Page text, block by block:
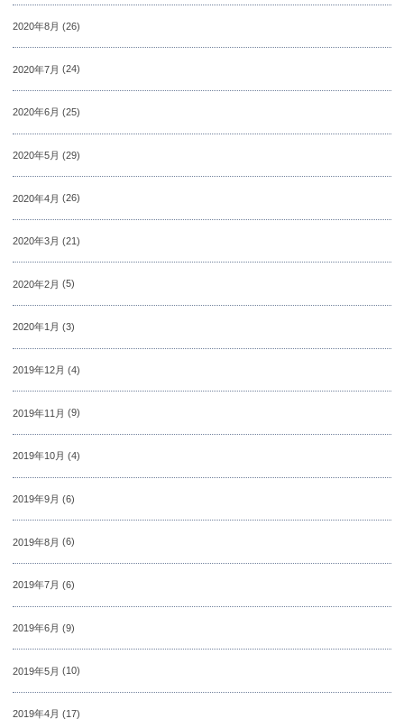
2020年8月 (26)
2020年7月 (24)
2020年6月 (25)
2020年5月 (29)
2020年4月 (26)
2020年3月 (21)
2020年2月 (5)
2020年1月 (3)
2019年12月 (4)
2019年11月 (9)
2019年10月 (4)
2019年9月 (6)
2019年8月 (6)
2019年7月 (6)
2019年6月 (9)
2019年5月 (10)
2019年4月 (17)